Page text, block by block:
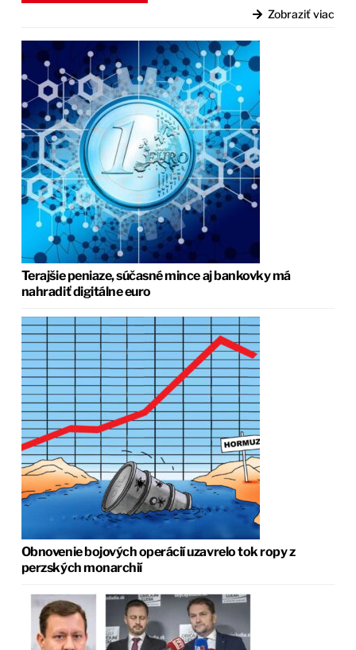
Zobraziť viac
Terajšie peniaze, súčasné mince aj bankovky má
nahradiť digitálne euro
Obnovenie bojových operácií uzavrelo tok ropy z
perzských monarchií